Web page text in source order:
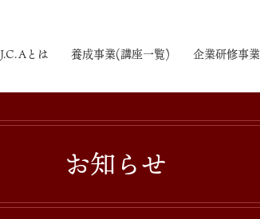
J.C.Aとは
会社概要・特定商取引法について
養成事業(講座一覧)
受講の流れ
企業研修事業
スタジオオーナー募集
お知らせ